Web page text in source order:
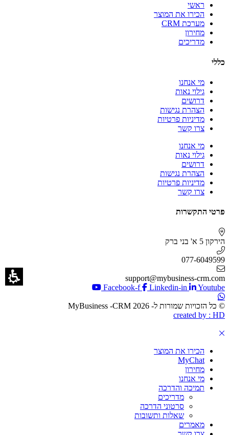
ראשי
הכירו את המוצר
מערכת CRM
מחירון
מדריכים
כללי
מי אנחנו
גילוי נאות
דרושים
הצהרת נגישות
מדיניות פרטיות
צרו קשר
מי אנחנו
גילוי נאות
דרושים
הצהרת נגישות
מדיניות פרטיות
צרו קשר
פרטי התקשרות
הירקון 5 א' בני ברק
077-6049599
support@mybusiness-crm.com
Facebook-f
Linkedin-in Youtube
© כל הזכויות שמורות ל- 2026 MyBusiness -CRM
created by : HD
הכירו את המוצר
MyChat
מחירון
מי אנחנו
תמיכה והדרכה
מדריכים
סרטוני הדרכה
שאלות ותשובות
מאמרים